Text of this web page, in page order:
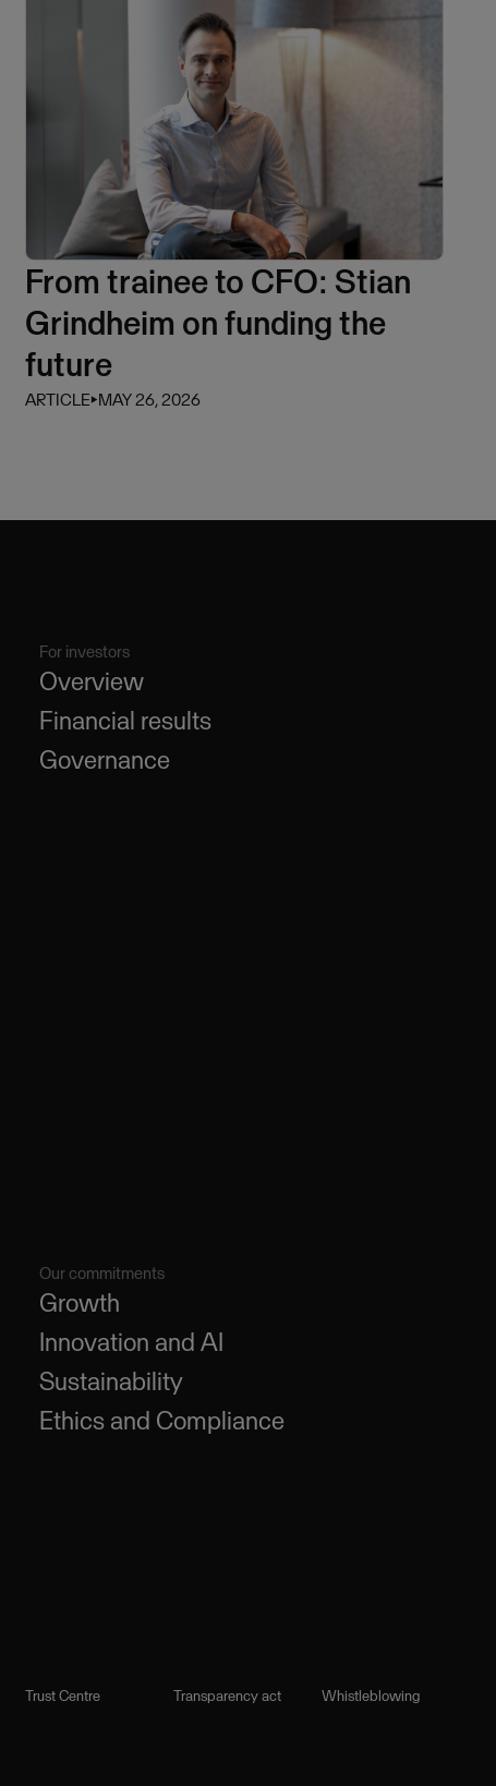
From trainee to CFO: Stian
Grindheim on funding the
future
ARTICLE⏵MAY 26, 2026
For investors
Overview
Financial results
Governance
Our commitments
Growth
Innovation and AI
Sustainability
Ethics and Compliance
Trust Centre Transparency act Whistleblowing